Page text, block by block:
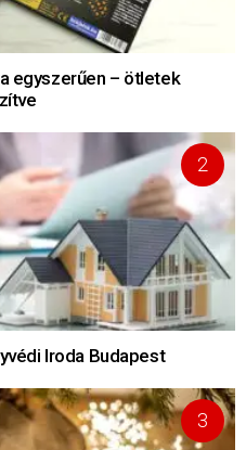
egyszerűen – ötletek
Iroda Budapest